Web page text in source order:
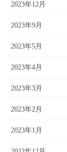
2023年12月
2023年9月
2023年5月
2023年4月
2023年3月
2023年2月
2023年1月